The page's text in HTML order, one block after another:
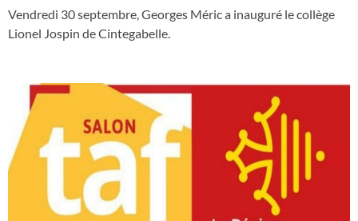
Vendredi 30 septembre, Georges Méric a inauguré le collège
Lionel Jospin de Cintegabelle.